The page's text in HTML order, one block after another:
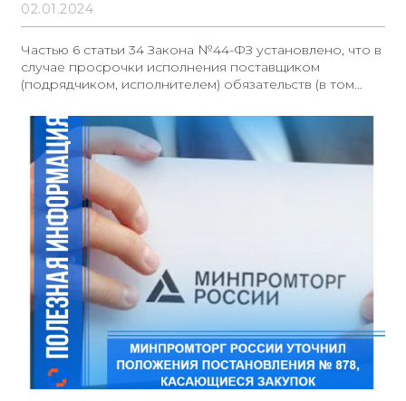
02.01.2024
Частью 6 статьи 34 Закона №44-ФЗ установлено, что в
случае просрочки исполнения поставщиком
(подрядчиком, исполнителем) обязательств (в том
контрактом, заказчик направляет поставщику
(подрядчику, исполнителю) требование об уплате
неустоек (штрафов, пеней).Законом №44-ФЗ не
установлен порядок расчета пени за неисполнение,
несвоевременное исполнение гарантийных
обязательств.Вместе с тем при расчете неустойки за
несвоевременное исполнение обязательств по
гарантийному случаю заказчику следует